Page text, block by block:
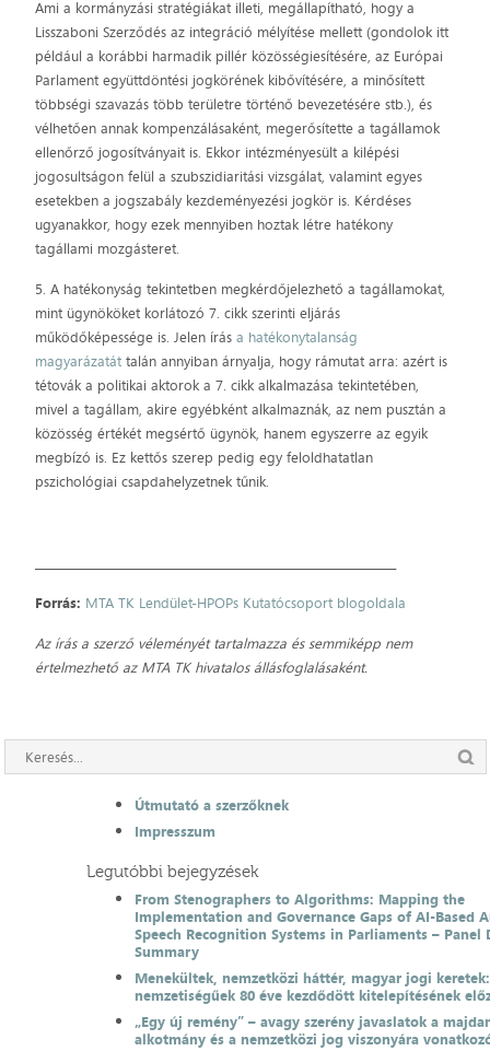
Ami a kormányzási stratégiákat illeti, megállapítható, hogy a
Lisszaboni Szerződés az integráció mélyítése mellett (gondolok itt
például a korábbi harmadik pillér közösségiesítésére, az Európai
Parlament együttdöntési jogkörének kibővítésére, a minősített
többségi szavazás több területre történő bevezetésére stb.), és
vélhetően annak kompenzálásaként, megerősítette a tagállamok
ellenőrző jogosítványait is. Ekkor intézményesült a kilépési
jogosultságon felül a szubszidiaritási vizsgálat, valamint egyes
esetekben a jogszabály kezdeményezési jogkör is. Kérdéses
ugyanakkor, hogy ezek mennyiben hoztak létre hatékony
tagállami mozgásteret.
5. A hatékonyság tekintetben megkérdőjelezhető a tagállamokat,
mint ügynököket korlátozó 7. cikk szerinti eljárás
működőképessége is. Jelen írása hatékonytalanság
magyarázatát talán annyiban árnyalja, hogy rámutat arra: azért is
tétovák a politikai aktorok a 7. cikk alkalmazása tekintetében,
mivel a tagállam, akire egyébként alkalmaznák, az nem pusztán a
közösség értékét megsértő ügynök, hanem egyszerre az egyik
megbízó is. Ez kettős szerep pedig egy feloldhatatlan
pszichológiai csapdahelyzetnek tűnik.
Forrás: MTA TK Lendület-HPOPs Kutatócsoport blogoldala
Az írás a szerző véleményét tartalmazza és semmiképp nem
értelmezhető az MTA TK hivatalos állásfoglalásaként.
Útmutató a szerzőknek
Impresszum
Legutóbbi bejegyzések
From Stenographers to Algorithms: Mapping the
Implementation and Governance Gaps of AI-Based
Speech Recognition Systems in Parliaments – Panel
Summary
Menekültek, nemzetközi háttér, magyar jogi
nemzetiségűek 80 éve kezdődött kitelepítésének
„Egy új remény” – avagy szerény javaslatok a
alkotmány és a nemzetközi jog viszonyára